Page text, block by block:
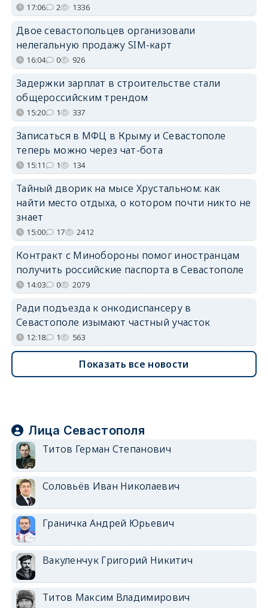
17:06 2 1336
Двое севастопольцев организовали
нелегальную продажу SIM-карт
16:04 0 926
Задержки зарплат в строительстве стали
общероссийским трендом
15:20 1 337
Записаться в МФЦ в Крыму и Севастополе
теперь можно через чат-бота
15:11 1 134
Тайный дворик на мысе Хрустальном: как
найти место отдыха, о котором почти никто не
знает
15:00 17 2412
Контракт с Минобороны помог иностранцам
получить российские паспорта в Севастополе
14:03 0 2079
Ради подъезда к онкодиспансеру в
Севастополе изымают частный участок
12:18 1 563
Показать все новости
Лица Севастополя
Титов Герман Степанович
Соловьёв Иван Николаевич
Граничка Андрей Юрьевич
Вакуленчук Григорий Никитич
Титов Максим Владимирович